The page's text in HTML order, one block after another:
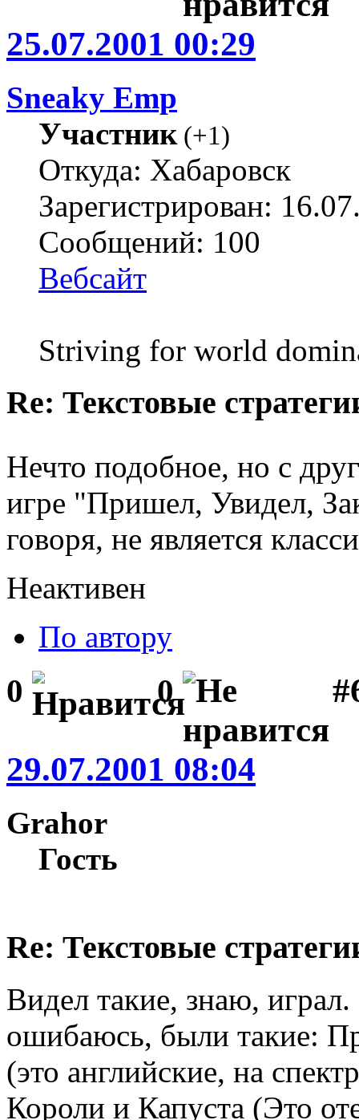
25.07.2001 00:29
Sneaky Emp
Участник(+1)
Откуда: Хабаровск
Зарегистрирован:
Сообщений: 100
Вебсайт
Striving for world
Re: Текстовые
Нечто подобное, но с
игре "Пришел, Увидел,
говоря, не является
Неактивен
По автору
0 0
29.07.2001 08:04
Grahor
Гость
Re: Текстовые
Видел такие, знаю,
ошибаюсь, были такие:
(это английские, на
Короли и Капуста (Это